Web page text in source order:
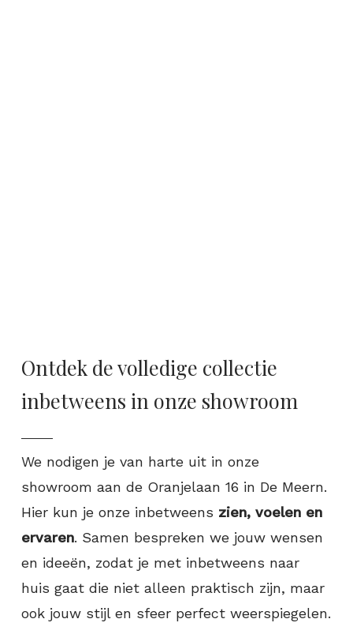
Ontdek de volledige collectie
inbetweens in onze showroom
We nodigen je van harte uit in onze
showroom aan de Oranjelaan 16 in De Meern.
Hier kun je onze inbetweens zien, voelen en
ervaren. Samen bespreken we jouw wensen
en ideeën, zodat je met inbetweens naar
huis gaat die niet alleen praktisch zijn, maar
ook jouw stijl en sfeer perfect weerspiegelen.